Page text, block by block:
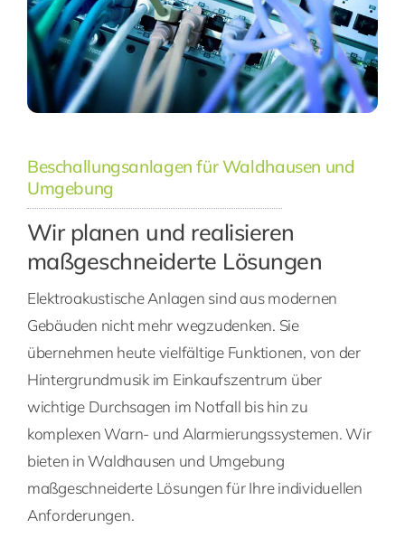
Beschallungsanlagen für Waldhausen und
Umgebung
Wir planen und realisieren
maßgeschneiderte Lösungen
Elektroakustische Anlagen sind aus modernen
Gebäuden nicht mehr wegzudenken. Sie
übernehmen heute vielfältige Funktionen, von der
Hintergrundmusik im Einkaufszentrum über
wichtige Durchsagen im Notfall bis hin zu
komplexen Warn- und Alarmierungssystemen. Wir
bieten in Waldhausen und Umgebung
maßgeschneiderte Lösungen für Ihre individuellen
Anforderungen.